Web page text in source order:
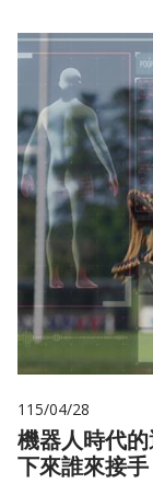
115/04/28
機器人時代
下來誰來接手